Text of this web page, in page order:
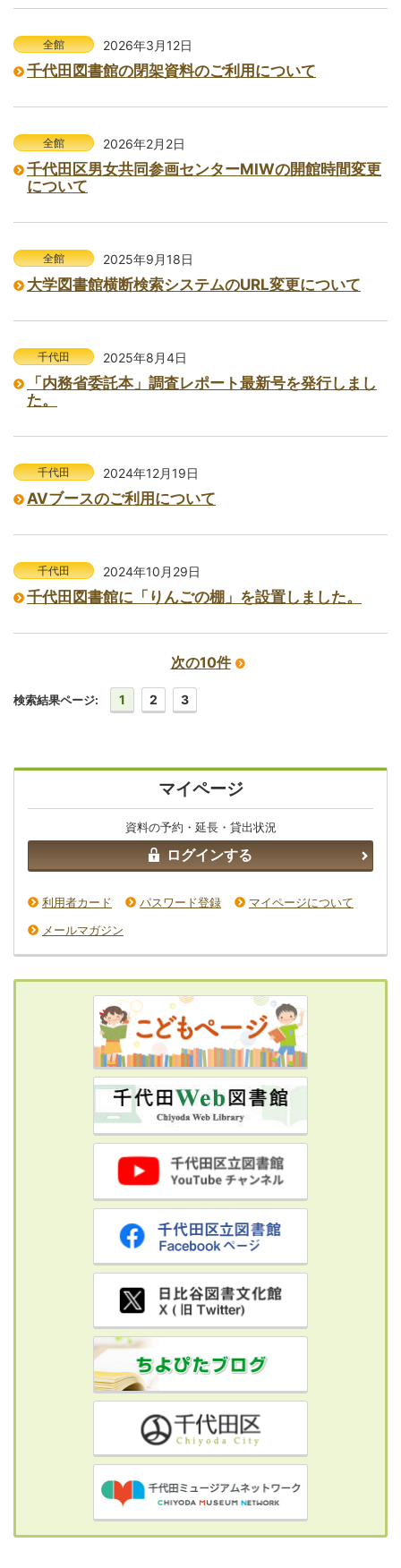
全館 2026年3月12日
千代田図書館の閉架資料のご利用について
全館 2026年2月2日
千代田区男女共同参画センターMIWの開館時間変更
について
全館 2025年9月18日
大学図書館横断検索システムのURL変更について
千代田 2025年8月4日
「内務省委託本」調査レポート最新号を発行しまし
た。
千代田 2024年12月19日
AVブースのご利用について
千代田 2024年10月29日
千代田図書館に「りんごの棚」を設置しました。
検索結果ページ: 1 2 3
次の10件
マイページ
資料の予約・延長・貸出状況
ログインする
利用者カード パスワード登録
マイページについて
メールマガジン